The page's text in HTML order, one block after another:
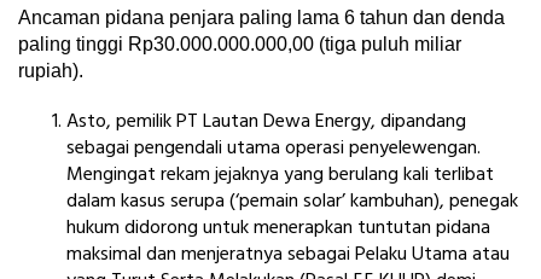
Ancaman pidana penjara paling lama 6 tahun dan denda
paling tinggi Rp30.000.000.000,00 (tiga puluh miliar
rupiah).
Asto, pemilik PT Lautan Dewa Energy, dipandang
sebagai pengendali utama operasi penyelewengan.
Mengingat rekam jejaknya yang berulang kali terlibat
dalam kasus serupa (‘pemain solar’ kambuhan), penegak
hukum didorong untuk menerapkan tuntutan pidana
maksimal dan menjeratnya sebagai Pelaku Utama atau